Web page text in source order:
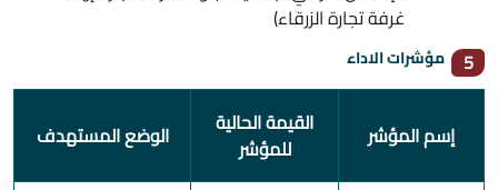
غرفة تجارة الزرقاء)
5
مؤشرات الاداء
إسم المؤشر
القيمة الحالية
للمؤشر
الوضع المستهدف